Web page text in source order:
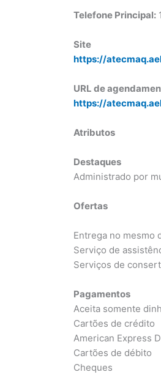
Telefone Principal:
Site
https://
URL de
https://
Atributos
Destaques
Administrado por
Ofertas
Entrega no mesmo
Serviço de
Serviços de
Pagamentos
Aceita somente
Cartões de crédito
American Express
Cartões de débito
Cheques